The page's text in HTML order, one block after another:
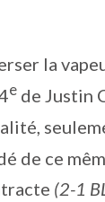
la
ede Justin
de ce
(2-1